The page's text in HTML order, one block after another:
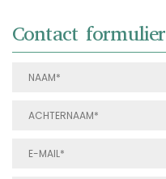
Contact formulier